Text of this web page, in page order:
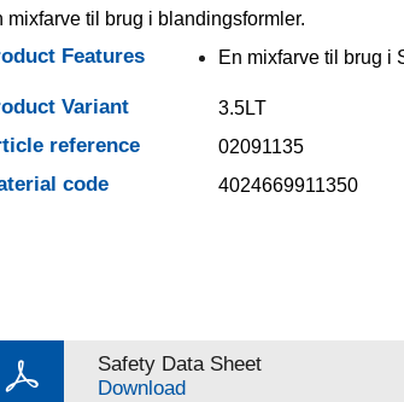
mixfarve til brug i blandingsformler.
Features En mixfarve til brug i
Variant 3.5LT
reference 02091135
code 4024669911350
Safety Data Sheet
Download